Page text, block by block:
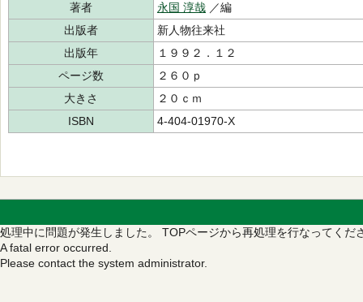
著者
永国 淳哉 ／編
出版者
新人物往来社
出版年
１９９２．１２
ページ数
２６０ｐ
大きさ
２０ｃｍ
ISBN
4-404-01970-X
処理中に問題が発生しました。 TOPページから再処理を行なってくだ
A fatal error occurred.
Please contact the system administrator.